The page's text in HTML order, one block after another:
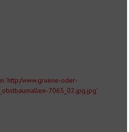
'http:/www.gruene-oder-
7065_02.jpg.jpg'